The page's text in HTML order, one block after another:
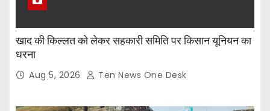
खाद की किल्लत को लेकर सहकारी समिति पर किसान यूनियन का
धरना
Aug 5, 2026 Ten News One Desk